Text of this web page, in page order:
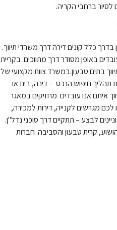
ברחבי הקריה.
כלל קונים דירה דרך משרדי תיווך.
באופן מסודר דרך מתווכים. בקריית
בתים טבעון.במשרד צוות מקצועי של
תהליך חיפוש הנכס – דירה, בית או
איתם אנו עובדים מחזיקים במאגר
לכם מגרשים לקנייה, דירות למכירה,
לבצע – תתקיים דרך סוכני נדל"ן.
קרית טבעון והסביבה. חברות